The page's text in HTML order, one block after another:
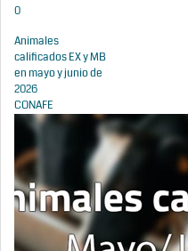
0
Animales
calificados EX y MB
en mayo y junio de
2026
CONAFE